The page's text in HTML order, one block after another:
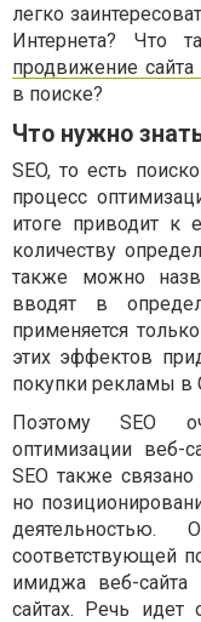
легко
Интернета? Что
продвижение сайта
в поиске?
Что нужно
SEO, то есть
процесс
итоге приводит к
количеству
также можно
вводят в
применяется
этих эффектов
покупки рекламы в
Поэтому SEO
оптимизации веб-
SEO также
но
соответствующей
имиджа веб-сайта
сайтах. Речь